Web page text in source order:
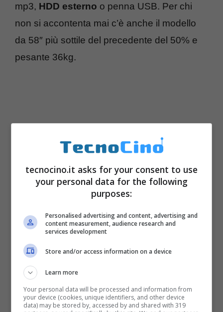
mp3, HDD esterno o penna USB. Per chi
non si accontenta mai c’è anche il modello
da 58″ più sottile del precedente del 50% e
pesante 36kg.
tecnocino.it asks for your consent to use
your personal data for the following
purposes:
Personalised advertising and content, advertising and
content measurement, audience research and
services development
Store and/or access information on a device
Learn more
Your personal data will be processed and information from
your device (cookies, unique identifiers, and other device
data) may be stored by, accessed by and shared with 319